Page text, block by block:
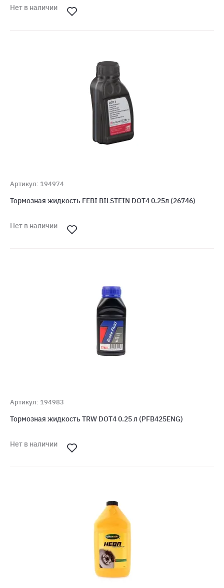
Нет в наличии
Артикул: 194974
Тормозная жидкость FEBI BILSTEIN DOT4 0.25л (26746)
Нет в наличии
Артикул: 194983
Тормозная жидкость TRW DOT4 0.25 л (PFB425ENG)
Нет в наличии